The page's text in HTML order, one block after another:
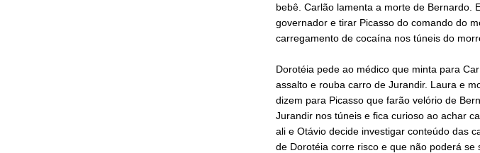
bebê. Carlão lamenta a morte de Bernardo.
governador e tirar Picasso do comando do
carregamento de cocaína nos túneis do
Dorotéia pede ao médico que minta para
assalto e rouba carro de Jurandir. Laura e
dizem para Picasso que farão velório de
Jurandir nos túneis e fica curioso ao achar
ali e Otávio decide investigar conteúdo das
de Dorotéia corre risco e que não poderá